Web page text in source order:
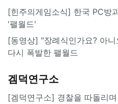
[힌주의게임소식] 한국 PC방
'팰월드'
[동영상] "장례식인가요? 아
다시 폭발한 팰월드
겜덕연구소
[겜덕연구소] 경찰을 따돌리